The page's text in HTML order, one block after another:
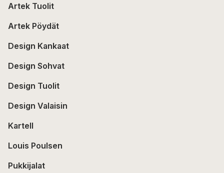
Artek Tuolit
Artek Pöydät
Design Kankaat
Design Sohvat
Design Tuolit
Design Valaisin
Kartell
Louis Poulsen
Pukkijalat